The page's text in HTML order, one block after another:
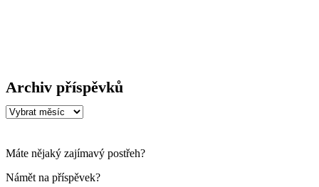
Archiv příspěvků
Archiv
Máte nějaký zajímavý postřeh?
Námět na příspěvek?